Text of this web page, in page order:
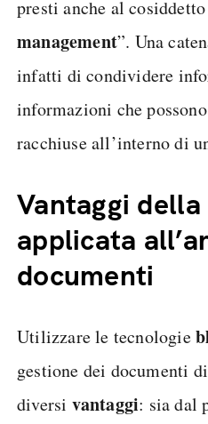
presti anche al
management”. Una
infatti di condividere
informazioni che
racchiuse all’interno di
Vantaggi
applicata
documenti
Utilizzare le tecnologie
gestione dei documenti
diversi vantaggi: sia dal